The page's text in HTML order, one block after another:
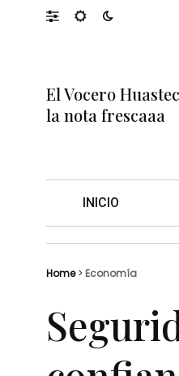
El Vocero
la nota frescaaa
INICIO
Home> Economía